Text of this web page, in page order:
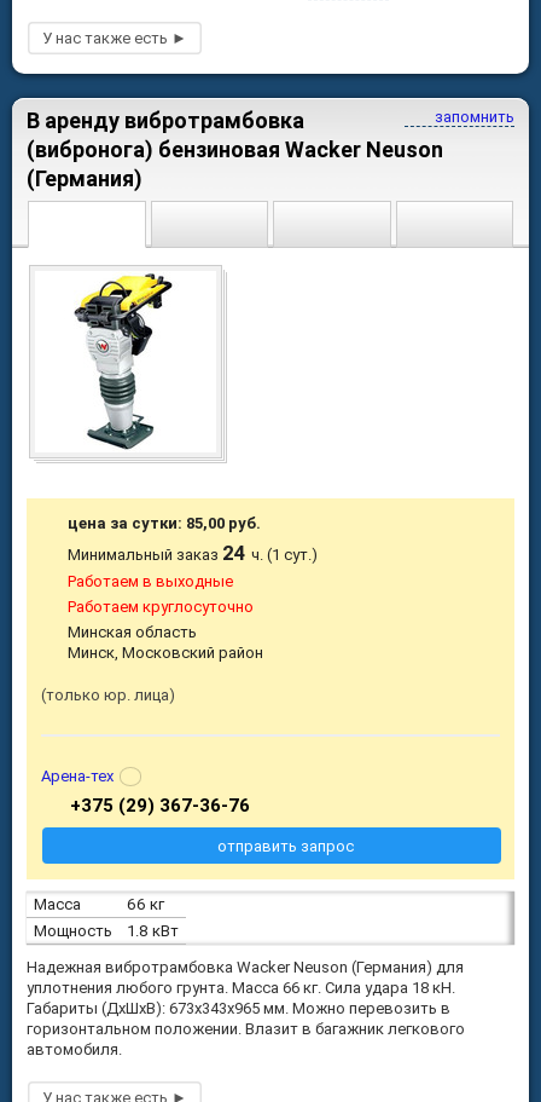
запомнить
В аренду вибротрамбовка
(вибронога) бензиновая Wacker Neuson
(Германия)
Масса
66 кг
Мощность
1.8 кВт
Надежная вибротрамбовка Wacker Neuson (Германия) для
уплотнения любого грунта. Масса 66 кг. Сила удара 18 кН.
Габариты (ДхШхВ): 673х343х965 мм. Можно перевозить в
горизонтальном положении. Влазит в багажник легкового
автомобиля.
цена за сутки: 85,00 руб.
Минимальный заказ 24ч. (1 сут.)
Работаем в выходные
Работаем круглосуточно
Минская область
Минск, Московский район
только юр. лица
Арена-тех
+375 (29) 367-36-76
отправить запрос